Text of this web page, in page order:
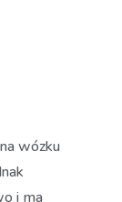
wózku
i ma